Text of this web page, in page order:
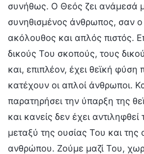
συνήθως. Ο Θεός ζει ανάμεσά
συνηθισμένος άνθρωπος, σαν
ακόλουθος και απλός πιστός.
δικούς Του σκοπούς, τους
και, επιπλέον, έχει θεϊκή φύση
κατέχουν οι απλοί άνθρωποι.
παρατηρήσει την ύπαρξη της
και κανείς δεν έχει
μεταξύ της ουσίας Του και της
ανθρώπου. Ζούμε μαζί Του,